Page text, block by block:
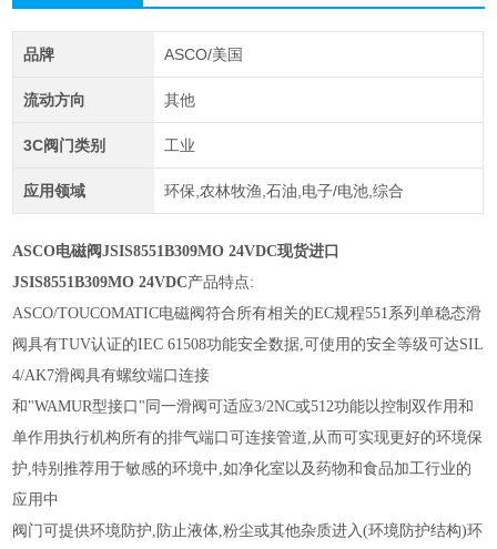
品牌 ASCO/美国
流动方向 其他
3C阀门类别 工业
应用领域 环保,农林牧渔,石油,电子/电池,综合
ASCO电磁阀JSIS8551B309MO 24VDC现货进口
JSIS8551B309MO 24VDC产品特点:
ASCO/TOUCOMATIC电磁阀符合所有相关的EC规程551系列单稳态滑
阀具有TUV认证的IEC 61508功能安全数据,可使用的安全等级可达SIL
4/AK7滑阀具有螺纹端口连接
和"WAMUR型接口"同一滑阀可适应3/2NC或512功能以控制双作用和
单作用执行机构所有的排气端口可连接管道,从而可实现更好的环境保
护,特别推荐用于敏感的环境中,如净化室以及药物和食品加工行业的
应用中
阀门可提供环境防护,防止液体,粉尘或其他杂质进入(环境防护结构)环